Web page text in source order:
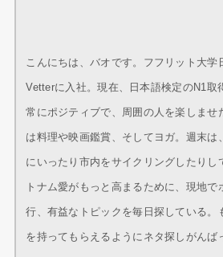
こんにちは、バオです。フフリット大学
Vetterに入社。現在、日本語検定のN1取
常にポジティブで、周囲の人を楽しませ
は料理や映画鑑賞、そしてヨガ。週末は
にいったり市内をサイクリングしたりし
トナム愛がもっと高まるために、現地
行、有益なトピックを毎日探している。
を持ってもらえるようにネタ探しがんば